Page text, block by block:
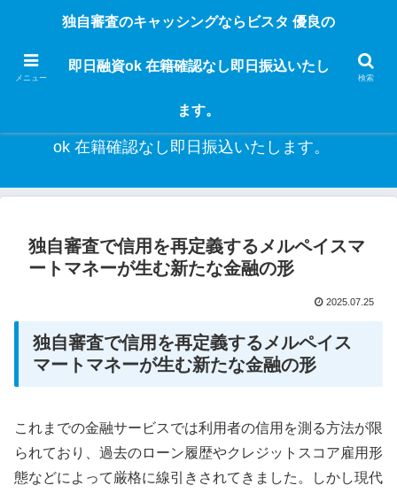
独自審査のフリーローンならビスタなら24時間365日 在籍確認なしで借りれる
な入用があっても安心！融資率97％！仕事をしている人ならブラックでも給料
日返済の１ヶ月融資で借りられるから安心！
独自審査のキャッシングならビスタ 優良の即日融資
ok 在籍確認なし即日振込いたします。
独自審査で信用を再定義するメルペイスマ
ートマネーが生む新たな金融の形
2025.07.25
独自審査で信用を再定義するメルペイス
マートマネーが生む新たな金融の形
これまでの金融サービスでは利用者の信用を測る方法が限
られており、過去のローン履歴やクレジットスコア雇用形
態などによって厳格に線引きされてきました。しかし現代
メニュー
独自審査のキャッシングならビスタ 優良の
即日融資ok 在籍確認なし即日振込いたし
ます。
検索